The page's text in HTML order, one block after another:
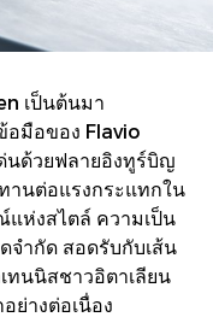
เป็นต้นมา
อมือของ Flavio
นด้วยฟลายอิงทูร์บิญ
านต่อแรงกระแทกใน
แห่งสไตล์ ความเป็น
จำกัด สอดรับกับเส้น
ทนนิสชาวอิตาเลียน
ย่างต่อเนื่อง